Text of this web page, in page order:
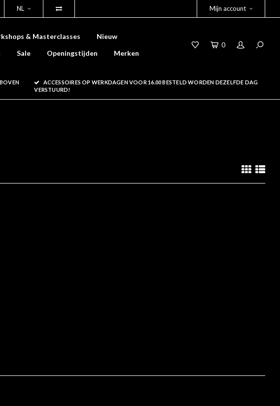
NL Mijn account
& Masterclasses
Nieuw
Sale Openingstijden Merken
0
ACCESSOIRES OP WERKDAGEN VOOR 16.00 BESTELD WORDEN DEZELFDE DAG
VERSTUURD!